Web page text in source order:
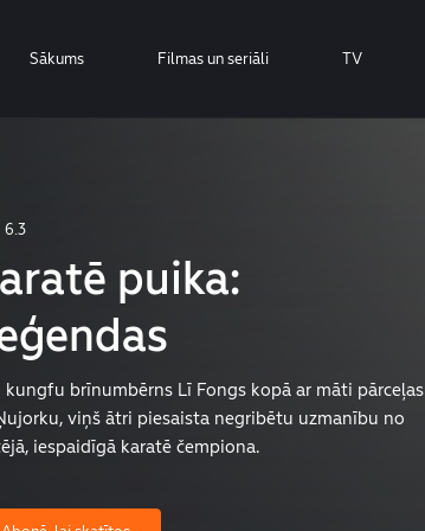
Sākums Filmas un seriāli TV
6.3
puika:
kungfu brīnumbērns Lī Fongs kopā ar māti pārceļas
viņš ātri piesaista negribētu uzmanību no
iespaidīgā karatē čempiona.